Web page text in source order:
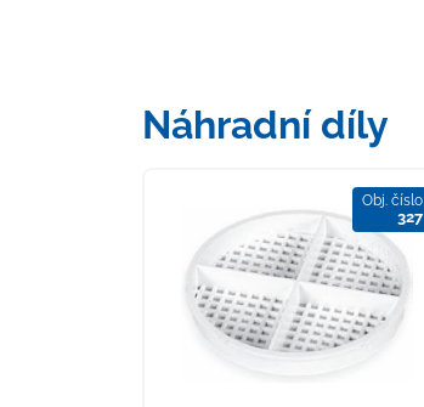
Náhradní díly
Obj. číslo
327